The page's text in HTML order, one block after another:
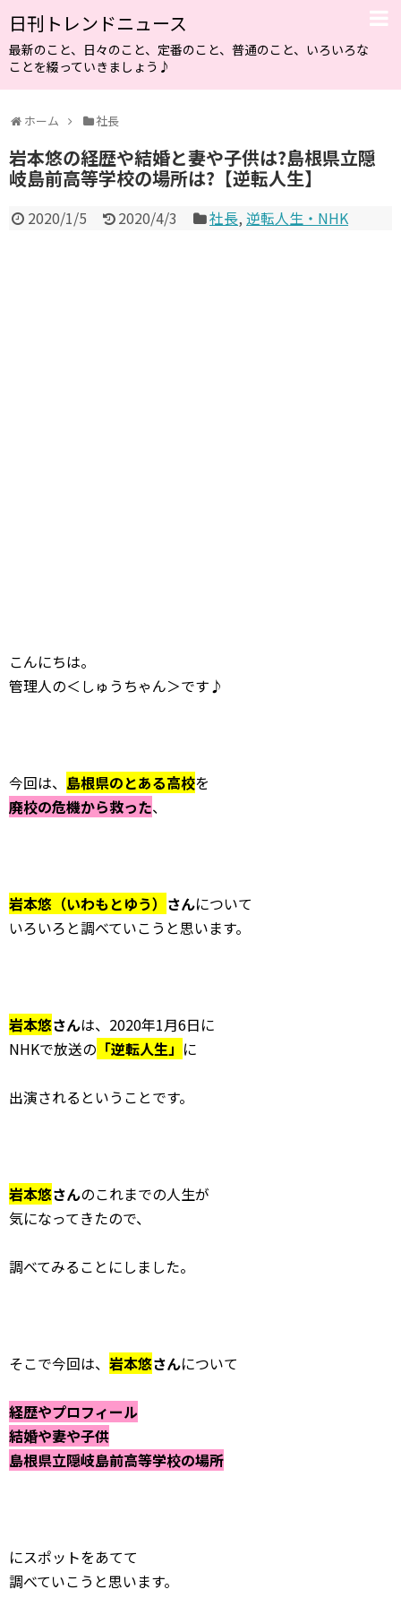
日刊トレンドニュース
最新のこと、日々のこと、定番のこと、普通のこと、いろいろな
ことを綴っていきましょう♪
ホーム 社長
岩本悠の経歴や結婚と妻や子供は?島根県立隠
岐島前高等学校の場所は?【逆転人生】
2020/1/5 2020/4/3 社長,逆転人生・NHK
こんにちは。
管理人の＜しゅうちゃん＞です♪
今回は、 島根県のとある高校を
廃校の危機から救った、
岩本悠（いわもとゆう） さんについて
いろいろと調べていこうと思います。
岩本悠さんは、2020年1月6日に
NHKで放送の 「逆転人生」 に
出演されるということです。
岩本悠さんのこれまでの人生が
気になってきたので、
調べてみることにしました。
そこで今回は、 岩本悠さんについて
経歴やプロフィール
結婚や妻や子供
島根県立隠岐島前高等学校の場所
にスポットをあてて
調べていこうと思います。